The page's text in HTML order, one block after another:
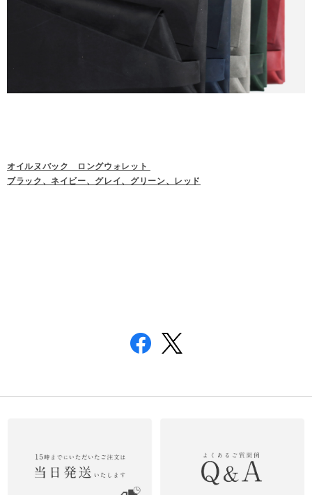
オイルヌバック ロングウォレット
ブラック、ネイビー、グレイ、グリーン、レッド